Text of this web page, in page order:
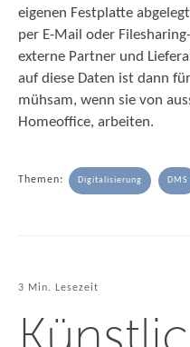
eigenen Festplatte
per E-Mail oder
externe Partner und
auf diese Daten ist dann
mühsam, wenn sie von
Homeoffice, arbeiten.
Themen: Digitalisierung DMS
3 Min. Lesezeit